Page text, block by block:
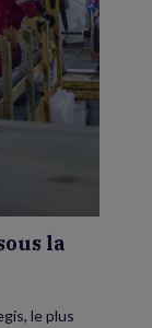
la
le plus